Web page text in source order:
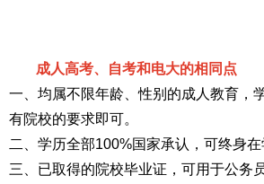
成人高考、自考和电大的相同点
一、均属不限年龄、性别的成人教育，
有院校的要求即可。
二、学历全部100%国家承认，可终身在
三、已取得的院校毕业证，可用于公务